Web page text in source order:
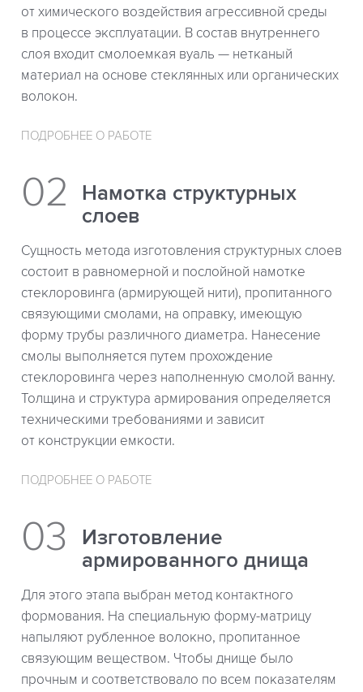
от химического воздействия агрессивной среды
в процессе эксплуатации. В состав внутреннего
слоя входит смолоемкая вуаль — нетканый
материал на основе стеклянных или органических
волокон.
ПОДРОБНЕЕ О РАБОТЕ
Намотка структурных
слоев
Сущность метода изготовления структурных слоев
состоит в равномерной и послойной намотке
стеклоровинга (армирующей нити), пропитанного
связующими смолами, на оправку, имеющую
форму трубы различного диаметра. Нанесение
смолы выполняется путем прохождение
стеклоровинга через наполненную смолой ванну.
Толщина и структура армирования определяется
техническими требованиями и зависит
от конструкции емкости.
ПОДРОБНЕЕ О РАБОТЕ
Изготовление
армированного днища
Для этого этапа выбран метод контактного
формования. На специальную форму-матрицу
напыляют рубленное волокно, пропитанное
связующим веществом. Чтобы днище было
прочным и соответствовало по всем показателям